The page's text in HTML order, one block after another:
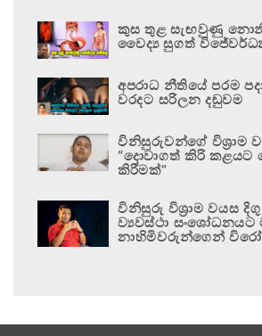
කුස තුළ සැඟවුණු
වෛද්‍ය සුගත්
අපරාධ නීතියේ පරම
වරදට සරිලන දඬුවම
විනිසුරුවන්ගේ විශ්‍රාම
“දොවාගත් කිරි කළයට
කිරීමක්”
විනිසුරු විශ්‍රාම වයස
ව්‍යවස්ථා සංශෝධනයට
නාහිමිවරුන්ගෙන්